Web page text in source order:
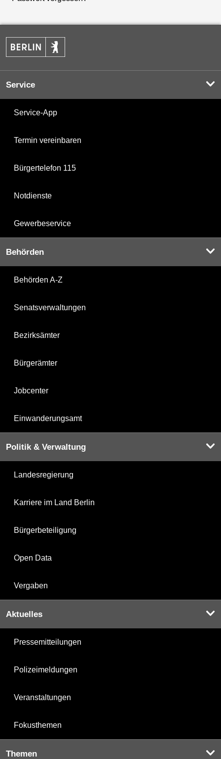
Service
Service-App
Termin vereinbaren
Bürgertelefon 115
Notdienste
Gewerbeservice
Behörden
Behörden A-Z
Senatsverwaltungen
Bezirksämter
Bürgerämter
Jobcenter
Einwanderungsamt
Politik & Verwaltung
Landesregierung
Karriere im Land Berlin
Bürgerbeteiligung
Open Data
Vergaben
Aktuelles
Pressemitteilungen
Polizeimeldungen
Veranstaltungen
Fokusthemen
Themen